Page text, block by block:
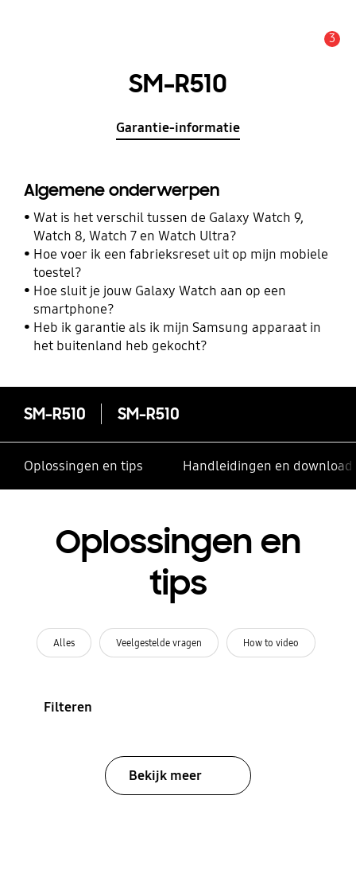
3
SM-R510
Garantie-informatie
Algemene onderwerpen
Wat is het verschil tussen de Galaxy Watch 9,
Watch 8, Watch 7 en Watch Ultra?
Hoe voer ik een fabrieksreset uit op mijn mobiele
toestel?
Hoe sluit je jouw Galaxy Watch aan op een
smartphone?
Heb ik garantie als ik mijn Samsung apparaat in
het buitenland heb gekocht?
SM-R510 SM-R510
Oplossingen en tips Handleidingen en
Oplossingen en
tips
Alles Veelgestelde vragen How to video
Filteren
Bekijk meer